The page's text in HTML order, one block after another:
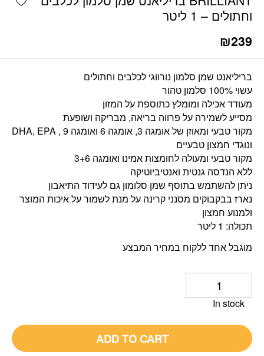
וחתולים – 1 ליטר
₪239
בריליאנט שמן סלמון נורווגי לכלבים וחתולים
עשוי 100% סלמון טהור
מעודד אכילה ומומלץ כתוספת על המזון
מסייע לשמירה על פרווה בריאה, מבריקה ושופעת
מקור טבעי ומאוזן של אומגה 3, אומגה 6 ואומגה 9 , DHA, EPA
ונוגדי חמצון טבעיים
מקור טבעי ומעולה לחומצות אמינו ואומגה 3+6
ללא הנדסה גנטית ואנטיביוטיקה
ניתן להשתמש בתוסף שמן סלומון גם לעידוד התיאבון
נארז בבקבוקים מסנני קרינה על מנת לשמור על איכות המוצר
ולמנוע חמצון
תכולה: 1 ליטר
מוגבל אחד ללקוח במחיר המבצע
In stock
ADD TO CART